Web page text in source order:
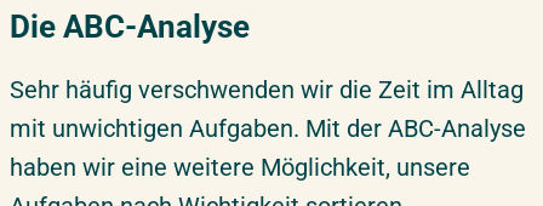
Die ABC-Analyse
Sehr häufig verschwenden wir die Zeit im Alltag
mit unwichtigen Aufgaben. Mit der ABC-Analyse
haben wir eine weitere Möglichkeit, unsere